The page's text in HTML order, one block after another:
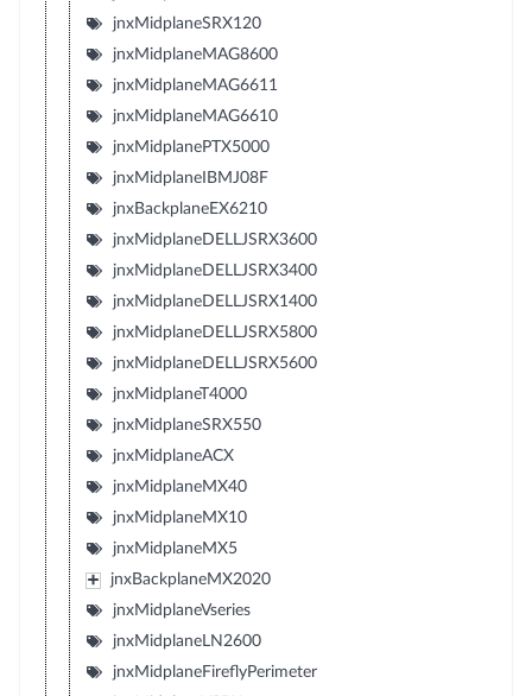
jnxMidplaneSRX120
jnxMidplaneMAG8600
jnxMidplaneMAG6611
jnxMidplaneMAG6610
jnxMidplanePTX5000
jnxMidplaneIBMJ08F
jnxBackplaneEX6210
jnxMidplaneDELLJSRX3600
jnxMidplaneDELLJSRX3400
jnxMidplaneDELLJSRX1400
jnxMidplaneDELLJSRX5800
jnxMidplaneDELLJSRX5600
jnxMidplaneT4000
jnxMidplaneSRX550
jnxMidplaneACX
jnxMidplaneMX40
jnxMidplaneMX10
jnxMidplaneMX5
jnxBackplaneMX2020
jnxMidplaneVseries
jnxMidplaneLN2600
jnxMidplaneFireflyPerimeter